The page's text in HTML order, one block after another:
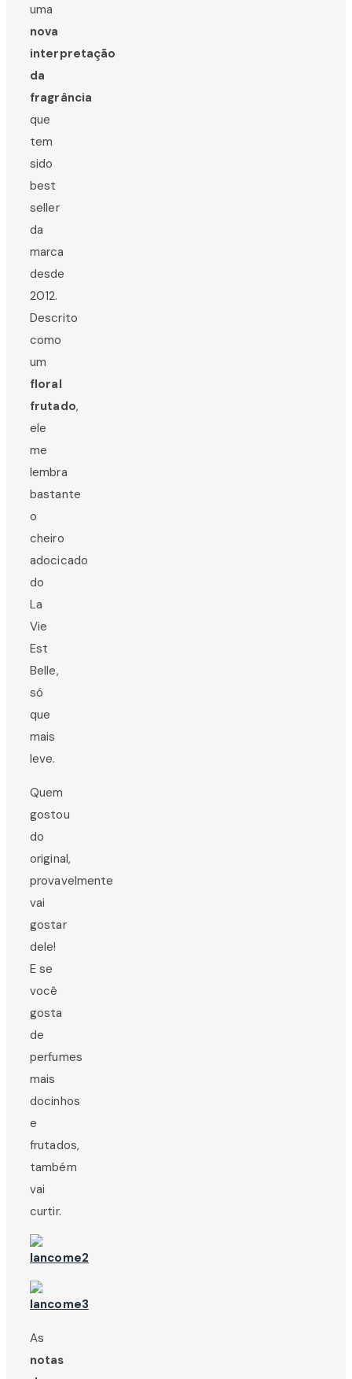
uma
nova
interpretação
da
fragrância
que
tem
sido
best
seller
da
marca
desde
2012.
Descrito
como
um
floral
frutado,
ele
me
lembra
bastante
o
cheiro
adocicado
do
La
Vie
Est
Belle,
só
que
mais
leve.
Quem
gostou
do
original,
provavelmente
vai
gostar
dele!
E se
você
gosta
de
perfumes
mais
docinhos
e
frutados,
também
vai
curtir.
As
notas